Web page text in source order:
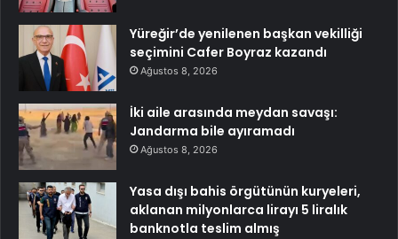
Yüreğir’de yenilenen başkan vekilliği
seçimini Cafer Boyraz kazandı
Ağustos 8, 2026
İki aile arasında meydan savaşı:
Jandarma bile ayıramadı
Ağustos 8, 2026
Yasa dışı bahis örgütünün kuryeleri,
aklanan milyonlarca lirayı 5 liralık
banknotla teslim almış